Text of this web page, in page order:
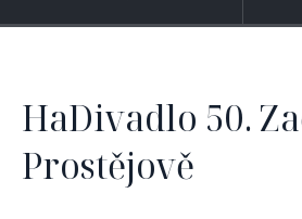
HaDivadlo 50.
Prostějově